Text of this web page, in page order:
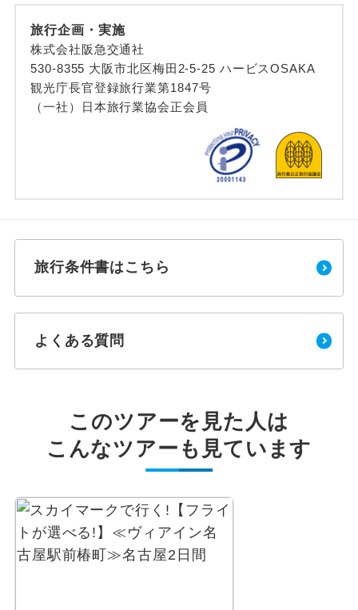
旅行企画・実施
株式会社阪急交通社
530-8355 大阪市北区梅田2-5-25 ハービスOSAKA
観光庁長官登録旅行業第1847号
（一社）日本旅行業協会正会員
旅行条件書はこちら
よくある質問
このツアーを見た人は
こんなツアーも見ています